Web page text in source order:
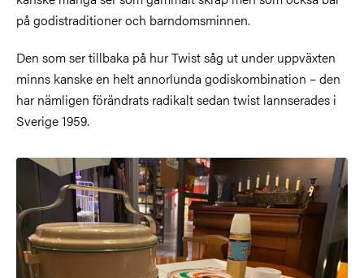
på godistraditioner och barndomsminnen.
Den som ser tillbaka på hur Twist såg ut under uppväxten
minns kanske en helt annorlunda godiskombination – den
har nämligen förändrats radikalt sedan twist lannserades i
Sverige 1959.